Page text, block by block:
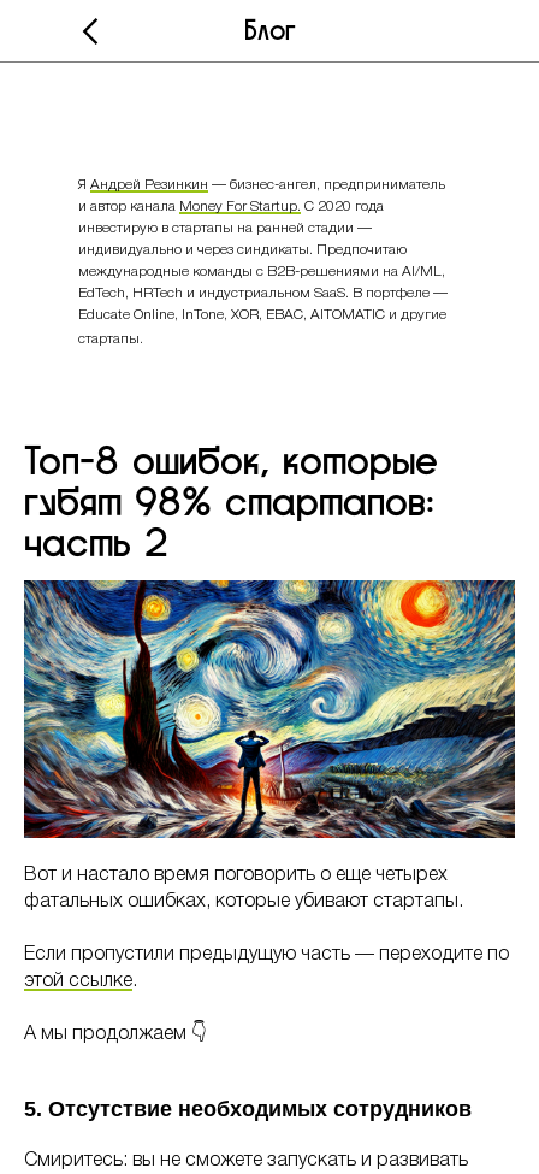
Блог
Я Андрей Резинкин — бизнес-ангел, предприниматель
и автор канала Money For Startup. С 2020 года
инвестирую в стартапы на ранней стадии —
индивидуально и через синдикаты. Предпочитаю
международные команды с B2B-решениями на AI/ML,
EdTech, HRTech и индустриальном SaaS. В портфеле —
Educate Online, InTone, XOR, EBAC, AITOMATIC и другие
стартапы.
Топ-8 ошибок, которые
губят 98% стартапов:
часть 2
Вот и настало время поговорить о еще четырех
фатальных ошибках, которые убивают стартапы.
Если пропустили предыдущую часть — переходите по
этой ссылке.
А мы продолжаем 👇
5. Отсутствие необходимых сотрудников
Смиритесь: вы не сможете запускать и развивать